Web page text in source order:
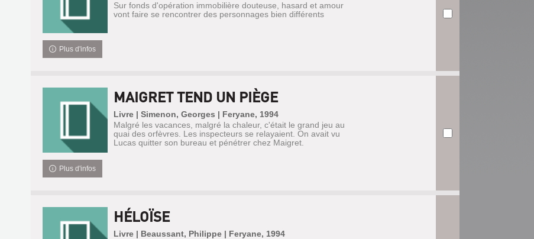
Sur fonds d'opération immobilière douteuse, hasard et amour
vont faire se rencontrer des personnages bien différents
Plus d'infos
MAIGRET TEND UN PIÈGE
Livre | Simenon, Georges | Feryane, 1994
Malgré les vacances, malgré la chaleur, c'était le grand jeu au
quai des orfèvres. Les inspecteurs se relayaient. On avait vu
Lucas quitter son bureau et pénétrer chez Maigret.
Plus d'infos
HÉLOÏSE
Livre | Beaussant, Philippe | Feryane, 1994